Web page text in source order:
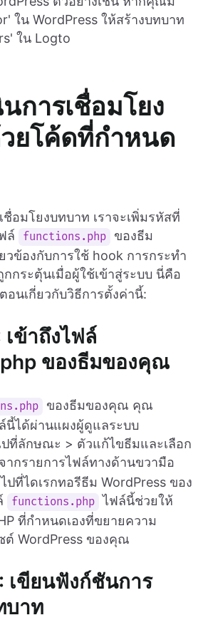
ใน WordPress ให้สร้างบทบาท
ใน Logto
การเชื่อมโยง
ยโค้ดที่กำหนด
ชื่อมโยงบทบาท เราจะเพิ่มรหัสที่
ล์
functions.php
ของธีม
วข้องกับการใช้ hook การกระทำ
กกระตุ้นเมื่อผู้ใช้เข้าสู่ระบบ นี่คือ
นเกี่ยวกับวิธีการตั้งค่านี้:
ข้าถึงไฟล์
ของธีมของคุณ
ของธีมของคุณ คุณ
นี้ได้ผ่านแผงผู้ดูแลระบบ
ปที่ลักษณะ > ตัวแก้ไขธีมและเลือก
จากรายการไฟล์ทางด้านขวามือ
ปที่ไดเรกทอรีธีม WordPress ของ
functions.php ไฟล์นี้ช่วยให้
ที่กำหนดเองที่ขยายความ
ต์ WordPress ของคุณ
เขียนฟังก์ชันการ
บาท